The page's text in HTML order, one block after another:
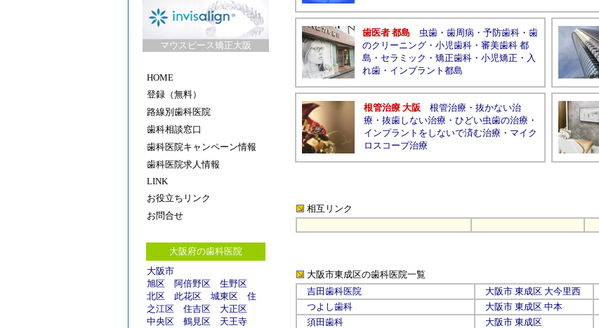
マウスピース矯正大阪
HOME
登録（無料）
路線別歯科医院
歯科相談窓口
歯科医院キャンペーン情報
歯科医院求人情報
LINK
お役立ちリンク
お問合せ
大阪府の歯科医院
大阪市
旭区
阿倍野区
生野区
北区
此花区 城東区
住
之江区
住吉区
大正区
中央区
鶴見区
天王寺
歯医者 都島 虫歯 ・ 歯周病 ・ 予防歯科 ・ 歯
のクリーニング ・ 小児歯科 ・ 審美歯科 都
島 ・ セラミック ・ 矯正歯科 ・ 小児矯正 ・ 入
れ歯 ・ インプラント都島
根管治療 大阪 根管治療 ・ 抜かない治
療 ・ 抜歯しない治療 ・ ひどい虫歯の治療 ・
インプラントをしないで済む治療 ・ マイク
ロスコープ治療
相互リンク
大阪市東成区の歯科医院一覧
吉田歯科医院
大阪市 東成区 大今里西
つよし歯科
大阪市 東成区 中本
須田歯科
大阪市 東成区